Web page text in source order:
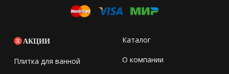
АКЦИИ
Плитка для ванной
Каталог
О компании